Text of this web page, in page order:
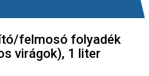
felmosó folyadék
virágok), 1 liter